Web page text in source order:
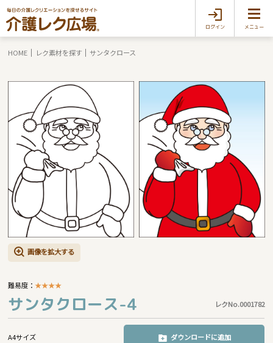
ログイン メニュー
HOME レク素材を探す サンタクロース
画像を拡大する
難易度：★★★★
サンタクロース-4 レクNo.0001782
A4サイズ ダウンロードに追加